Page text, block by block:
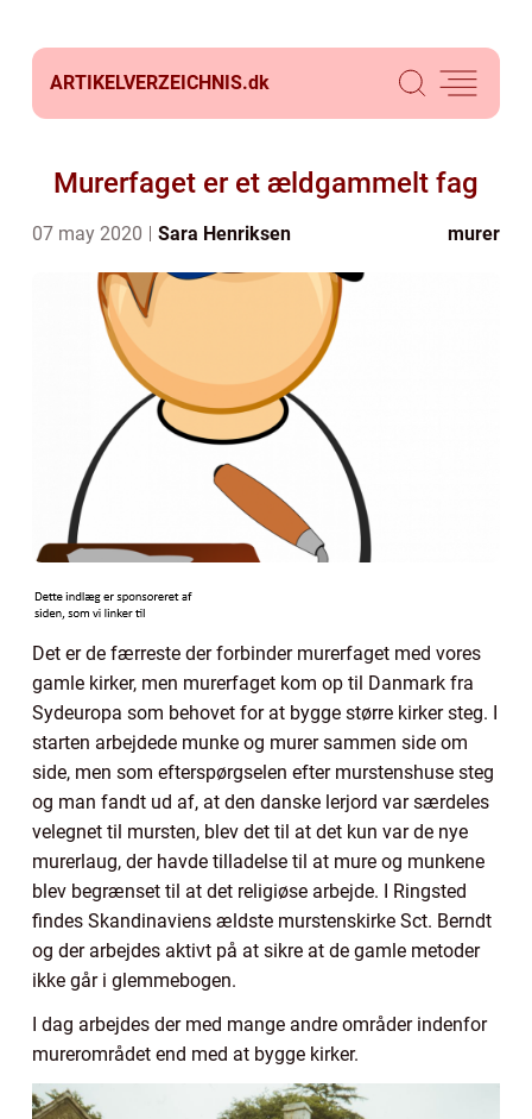
ARTIKELVERZEICHNIS.dk
Murerfaget er et ældgammelt fag
07 may 2020 Sara Henriksen murer
Det er de færreste der forbinder murerfaget med vores
gamle kirker, men murerfaget kom op til Danmark fra
Sydeuropa som behovet for at bygge større kirker steg. I
starten arbejdede munke og murer sammen side om
side, men som efterspørgselen efter murstenshuse steg
og man fandt ud af, at den danske lerjord var særdeles
velegnet til mursten, blev det til at det kun var de nye
murerlaug, der havde tilladelse til at mure og munkene
blev begrænset til at det religiøse arbejde. I Ringsted
findes Skandinaviens ældste murstenskirke Sct. Berndt
og der arbejdes aktivt på at sikre at de gamle metoder
ikke går i glemmebogen.
I dag arbejdes der med mange andre områder indenfor
murerområdet end med at bygge kirker.